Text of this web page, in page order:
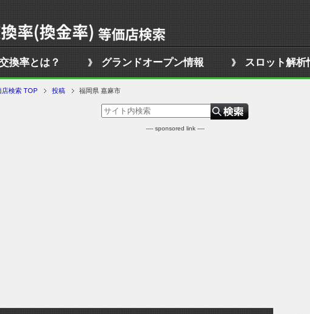
換率とは？ グランドオープン情報 スロット解析
検索 TOP 投稿 福岡県 嘉麻市
---- sponsored link ----